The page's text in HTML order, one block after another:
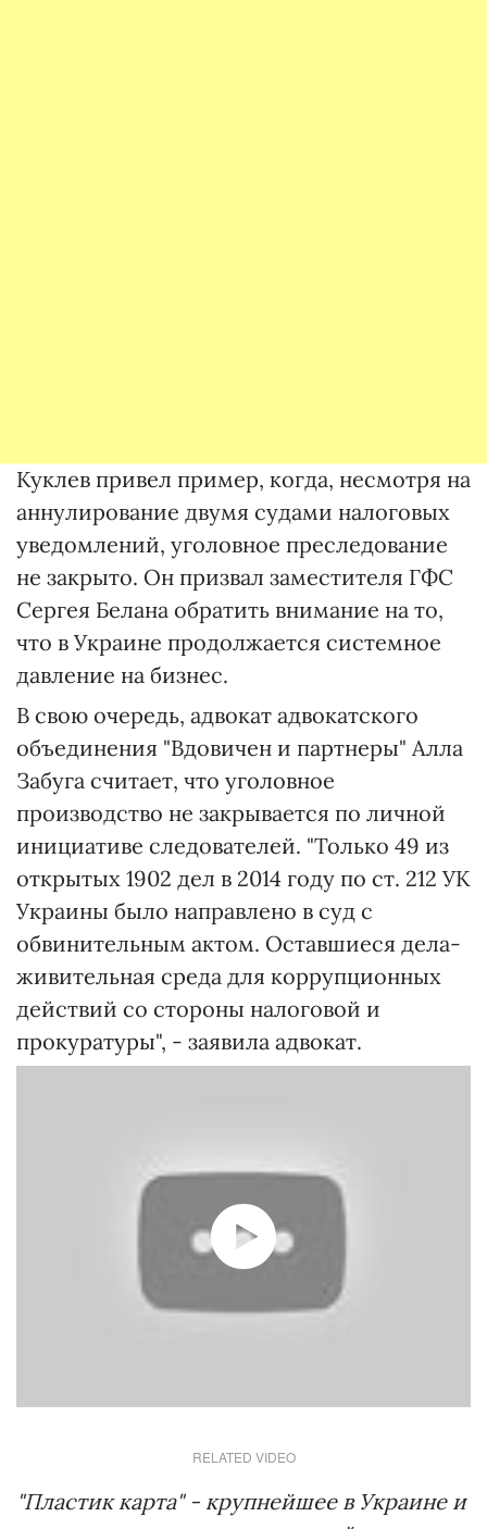
Куклев привел пример, когда, несмотря на
аннулирование двумя судами налоговых
уведомлений, уголовное преследование
не закрыто. Он призвал заместителя ГФС
Сергея Белана обратить внимание на то,
что в Украине продолжается системное
давление на бизнес.
В свою очередь, адвокат адвокатского
объединения "Вдовичен и партнеры" Алла
Забуга считает, что уголовное
производство не закрывается по личной
инициативе следователей. "Только 49 из
открытых 1902 дел в 2014 году по ст. 212 УК
Украины было направлено в суд с
обвинительным актом. Оставшиеся дела-
живительная среда для коррупционных
действий со стороны налоговой и
прокуратуры", - заявила адвокат.
RELATED VIDEO
"Пластик карта" - крупнейшее в Украине и